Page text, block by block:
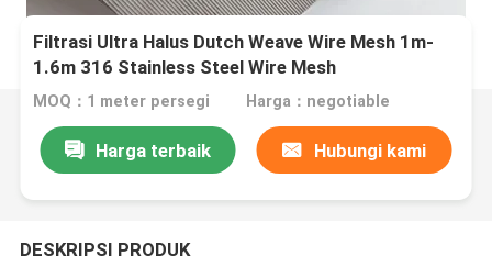
Filtrasi Ultra Halus Dutch Weave Wire Mesh 1m-
1.6m 316 Stainless Steel Wire Mesh
MOQ：1 meter persegi Harga：negotiable
Harga terbaik Hubungi kami
DESKRIPSI PRODUK